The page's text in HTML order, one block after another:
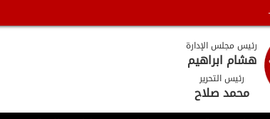
رئيس مجلس الإدارة
هشام ابراهيم
رئيس التحرير
محمد صلاح